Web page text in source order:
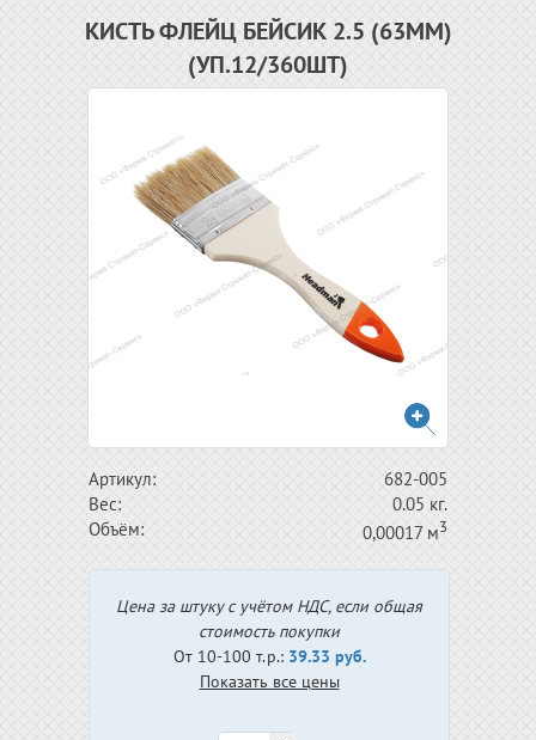
КИСТЬ ФЛЕЙЦ БЕЙСИК 2.5 (63ММ)
(УП.12/360ШТ)
Артикул:
682-005
Вес:
0.05 кг.
Объём:
0,00017 м3
Цена за штуку с учётом НДС, если общая
стоимость покупки
От 10-100 т.р.: 39.33 руб.
Показать все цены